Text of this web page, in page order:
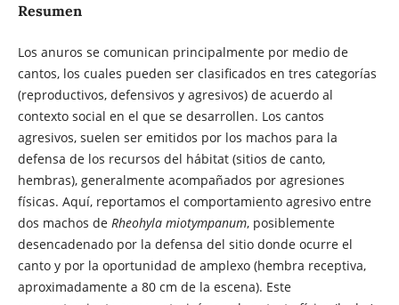
Resumen
Los anuros se comunican principalmente por medio de
cantos, los cuales pueden ser clasificados en tres categorías
(reproductivos, defensivos y agresivos) de acuerdo al
contexto social en el que se desarrollen. Los cantos
agresivos, suelen ser emitidos por los machos para la
defensa de los recursos del hábitat (sitios de canto,
hembras), generalmente acompañados por agresiones
físicas. Aquí, reportamos el comportamiento agresivo entre
dos machos de Rheohyla miotympanum, posiblemente
desencadenado por la defensa del sitio donde ocurre el
canto y por la oportunidad de amplexo (hembra receptiva,
aproximadamente a 80 cm de la escena). Este